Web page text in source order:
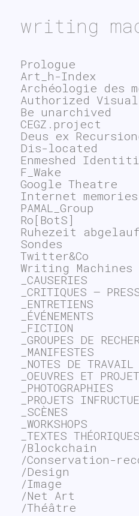
writing
Prologue
Art_h-Index
Archéologie des
Authorized Visual
Be unarchived
CEGZ.project
Deus ex
Dis-located
Enmeshed
F_Wake
Google Theatre
Internet memories
PAMAL_Group
Ro[BotS]
Ruhezeit
Sondes
Twitter&Co
Writing Machines
_CAUSERIES
_CRITIQUES –
_ENTRETIENS
_ÉVÉNEMENTS
_FICTION
_GROUPES DE
_MANIFESTES
_NOTES DE TRAVAIL
_OEUVRES ET
_PHOTOGRAPHIES
_PROJETS
_SCÈNES
_WORKSHOPS
_TEXTES THÉORIQUES
/Blockchain
/Conservation-
/Design
/Image
/Net Art
/Théâtre